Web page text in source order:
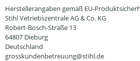
Herstellerangaben gemäß EU-
Stihl Vetriebszentrale AG & Co. KG
Robert-Bosch-Straße 13
64807 Dieburg
Deutschland
grosskundenbetreuung@stihl.de